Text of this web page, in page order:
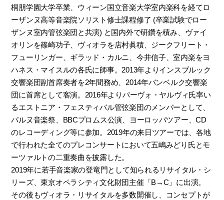
桐朋学園大学卒業、ウィーン国立音楽大学室内楽科を経てロ
ーザンヌ高等音楽院ソリスト修士課程修了 (卒業試験でロー
ザンヌ室内管弦楽団と共演) と国内外で研鑽を積み、ヴァイ
オリンを篠崎功子、ヴィオラを店村眞積、ジークフリート・
フューリンガー、ギラッド・カルニ、今井信子、室内楽をヨ
ハネス・マイスルの各氏に師事。2013年よりインスブルック
交響楽団副首席奏者を2年間務め、2014年バンベルク交響楽
団に首席として客演。2016年よりパーヴォ・ヤルヴィ氏率い
るエストニア・フェスティバル管弦楽団のメンバーとして、
パルヌ音楽祭、BBCプロムス公演、ヨーロッパツアー、CD
のレコーディング等に参加。2019年の来日ツアーでは、各地
で行われた全てのプレコンサートにおいて五嶋みどり氏とモ
ーツァルトの二重奏曲を披露した。
2019年に若手音楽家の登竜門として知られるリサイタル・シ
リーズ、東京オペラシティ文化財団主催「B→C」に出演。
その後もヴィオラ・リサイタルを多数開催し、コンセプトが